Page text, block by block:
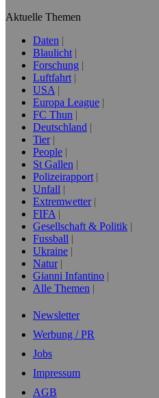
Aktuelle Themen
Daten
Blaulicht
Forschung
Luftfahrt
USA
Europa League
FC Thun
Deutschland
Tier
People
St Gallen
Polizeirapport
Unfall
Extremwetter
FIFA
Gesellschaft & Politik
Fussball
Ukraine
Natur
Gianni Infantino
Alle Themen
Newsletter
Werbung / PR
Jobs
Impressum
AGB